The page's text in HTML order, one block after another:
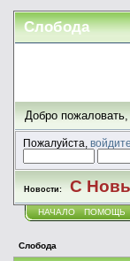
Слобода
Добро
Пожалуйста, войдите
Новости: С
НАЧАЛО ПОМОЩЬ
Слобода